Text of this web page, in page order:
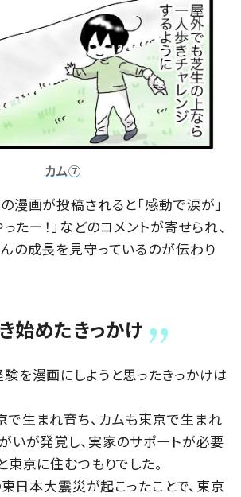
カム⑦
漫画が投稿されると「感動で涙が」
ったー！」などのコメントが寄せられ、
の成長を見守っているのが伝わり
始めたきっかけ
を漫画にしようと思ったきっかけは
生まれ育ち、カムも東京で生まれ
いが発覚し、実家のサポートが必要
東京に住むつもりでした。
日本大震災が起こったことで、東京